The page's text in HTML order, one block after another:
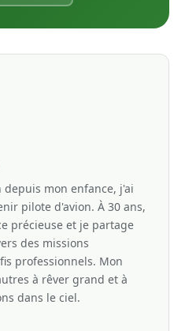
depuis mon enfance, j'ai
pilote d'avion. À 30 ans,
précieuse et je partage
des missions
professionnels. Mon
à rêver grand et à
dans le ciel.